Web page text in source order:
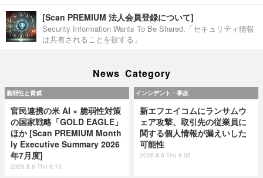
[Scan PREMIUM 法人会員登録について]
Security Information Wants To Be Shared.「セキュリティ情報
は共有されることを欲する」
News Category
脆弱性と脅威
官民連携の米 AI × 脆弱性対策
の国家戦略「GOLD EAGLE」
ほか [Scan PREMIUM Month
ly Executive Summary 2026
年7月度]
2026.8.6 Thu 8:15
インシデント・事故
新エフエイコムにランサムウ
ェア攻撃、取引先の従業員に
関する個人情報が漏えいした
可能性
2026.8.6 Thu 8:05